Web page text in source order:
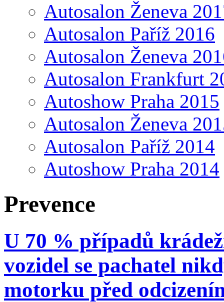
Autosalon Ženeva
Autosalon Paříž 2016
Autosalon Ženeva
Autosalon Frankfurt
Autoshow Praha 2015
Autosalon Ženeva
Autosalon Paříž 2014
Autoshow Praha 2014
Prevence
U 70 % případů
vozidel se pachatel
motorku před